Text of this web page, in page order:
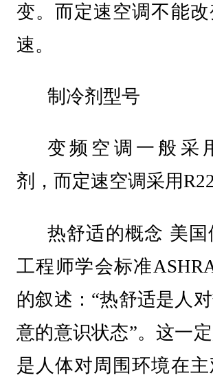
变。而定速空调不能
速。
制冷剂型号
变频空调一般采
剂，而定速空调采用
热舒适的概念 美
工程师学会标准
的叙述：“热舒适是人
意的意识状态”。这一
是人体对周围环境在